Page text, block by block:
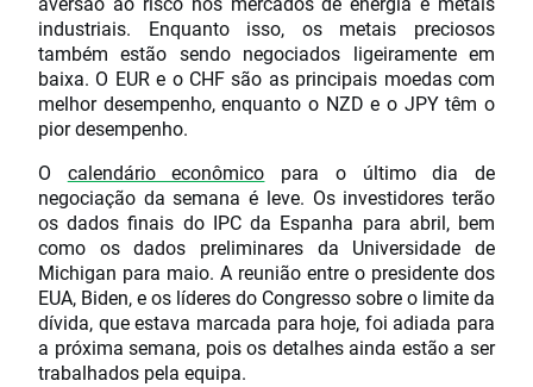
industriais. Enquanto isso, os metais preciosos
também estão sendo negociados ligeiramente em
baixa. O EUR e o CHF são as principais moedas com
melhor desempenho, enquanto o NZD e o JPY têm o
pior desempenho.
O calendário econômico para o último dia de
negociação da semana é leve. Os investidores terão
os dados finais do IPC da Espanha para abril, bem
como os dados preliminares da Universidade de
Michigan para maio. A reunião entre o presidente dos
EUA, Biden, e os líderes do Congresso sobre o limite da
dívida, que estava marcada para hoje, foi adiada para
a próxima semana, pois os detalhes ainda estão a ser
trabalhados pela equipa.